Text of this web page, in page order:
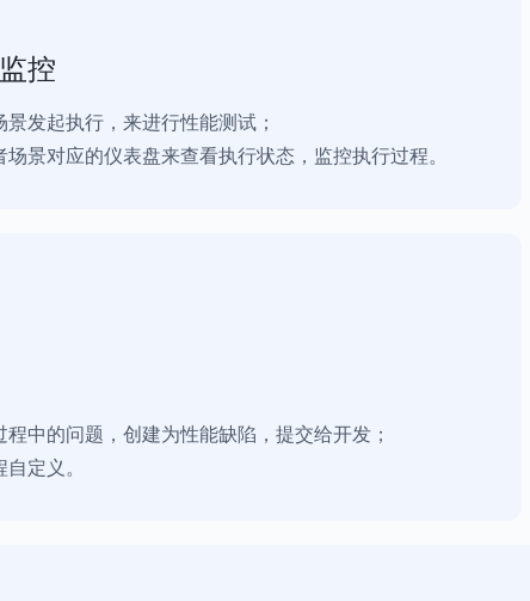
控
发起执行，来进行性能测试；
景对应的仪表盘来查看执行状态，监控执行过程。
中的问题，创建为性能缺陷，提交给开发；
定义。